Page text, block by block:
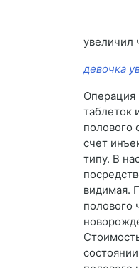
девочка
Операция
таблеток
полового
счет
типу. В
видимая.
полового